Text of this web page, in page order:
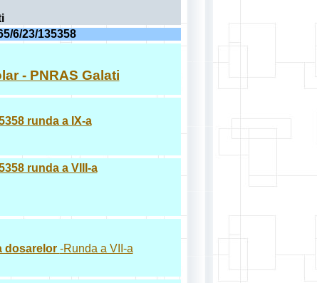
6/23/135358
- PNRAS Galati
runda a IX-a
runda a VIII-a
dosarelor -Runda a VII-a